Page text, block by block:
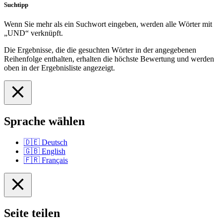
Suchtipp
Wenn Sie mehr als ein Suchwort eingeben, werden alle Wörter mit
„UND“ verknüpft.
Die Ergebnisse, die die gesuchten Wörter in der angegebenen
Reihenfolge enthalten, erhalten die höchste Bewertung und werden
oben in der Ergebnisliste angezeigt.
Sprache wählen
🇩🇪 Deutsch
🇬🇧 English
🇫🇷 Français
Seite teilen